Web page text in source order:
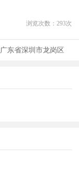
浏览次数： 293次
广东省深圳市龙岗区